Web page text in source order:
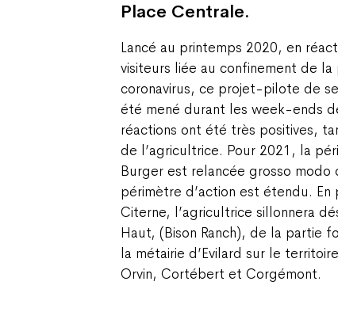
Place Centrale.
Lancé au printemps 2020, en
visiteurs liée au confinement de
coronavirus, ce projet-pilote de
été mené durant les week-ends
réactions ont été très positives,
de l’agricultrice. Pour 2021, la
Burger est relancée grosso modo
périmètre d’action est étendu.
Citerne, l’agricultrice sillonnera
Haut, (Bison Ranch), de la partie
la métairie d’Evilard sur le
Orvin, Cortébert et Corgémont.